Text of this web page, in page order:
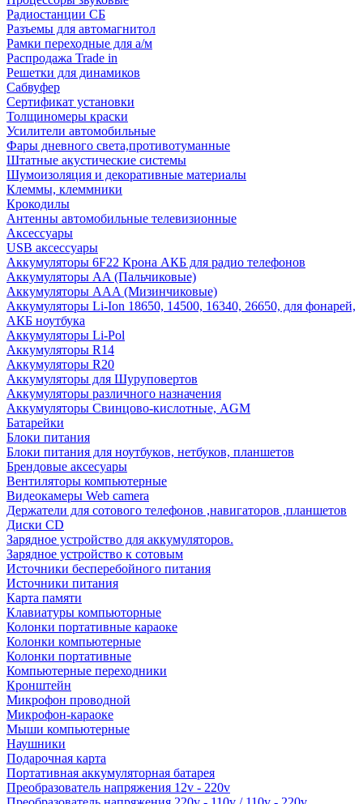
Радиостанции СБ
Разъемы для автомагнитол
Рамки переходные для а/м
Распродажа Trade in
Решетки для динамиков
Сабвуфер
Сертификат установки
Толщиномеры краски
Усилители автомобильные
Фары дневного света,противотуманные
Штатные акустические системы
Шумоизоляция и декоративные материалы
Клеммы, клеммники
Крокодилы
Антенны автомобильные телевизионные
Аксессуары
USB аксессуары
Аккумуляторы 6F22 Крона АКБ для радио телефонов
Аккумуляторы AA (Пальчиковые)
Аккумуляторы AAA (Мизинчиковые)
Аккумуляторы Li-Ion 18650, 14500, 16340, 26650, для фонарей,
АКБ ноутбука
Аккумуляторы Li-Pol
Аккумуляторы R14
Аккумуляторы R20
Аккумуляторы для Шуруповертов
Аккумуляторы различного назначения
Аккумуляторы Свинцово-кислотные, AGM
Батарейки
Блоки питания
Блоки питания для ноутбуков, нетбуков, планшетов
Брендовые аксесуары
Вентиляторы компьютерные
Видеокамеры Web camera
Держатели для сотового телефонов ,навигаторов ,планшетов
Диски CD
Зарядное устройство для аккумуляторов.
Зарядное устройство к сотовым
Источники бесперебойного питания
Источники питания
Карта памяти
Клавиатуры компьюторные
Колонки портативные караоке
Колонки компьютерные
Колонки портативные
Компьютерные переходники
Кронштейн
Микрофон проводной
Микрофон-караоке
Мыши компьютерные
Наушники
Подарочная карта
Портативная аккумуляторная батарея
Преобразователь напряжения 12v - 220v